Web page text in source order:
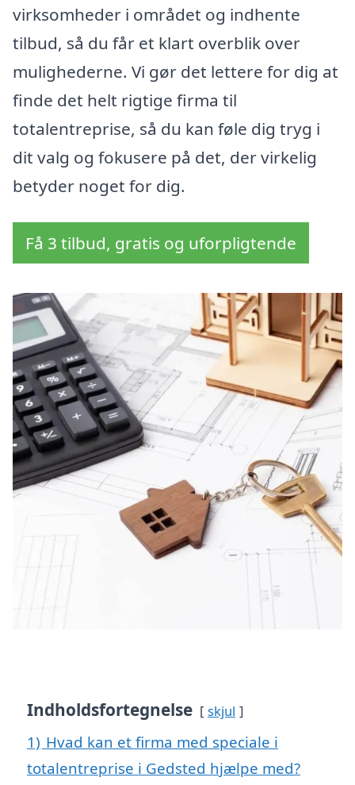
virksomheder i området og indhente
tilbud, så du får et klart overblik over
mulighederne. Vi gør det lettere for dig at
finde det helt rigtige firma til
totalentreprise, så du kan føle dig tryg i
dit valg og fokusere på det, der virkelig
betyder noget for dig.
Få 3 tilbud, gratis og uforpligtende
Indholdsfortegnelse skjul
1) Hvad kan et firma med speciale i
totalentreprise i Gedsted hjælpe med?